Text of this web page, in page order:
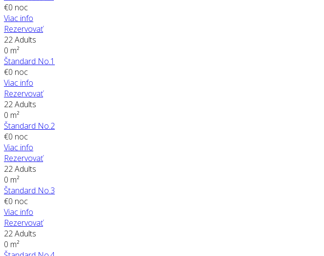
€0 noc
Viac info
Rezervovať
22 Adults
0 m²
Štandard No.1
€0 noc
Viac info
Rezervovať
22 Adults
0 m²
Štandard No.2
€0 noc
Viac info
Rezervovať
22 Adults
0 m²
Štandard No.3
€0 noc
Viac info
Rezervovať
22 Adults
0 m²